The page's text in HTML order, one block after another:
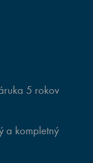
5 rokov
a kompletný